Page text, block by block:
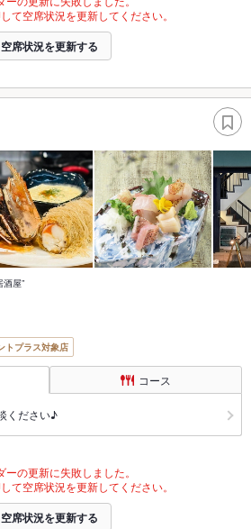
て空席状況を更新してください。
空席状況を更新する
屋”
トプラス対象店
コース
ください♪
ーの更新に失敗しました。
て空席状況を更新してください。
空席状況を更新する